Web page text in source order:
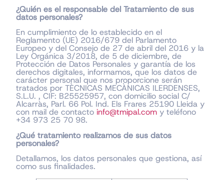
¿Quién es el responsable del Tratamiento de sus
datos personales?
En cumplimiento de lo establecido en el
Reglamento (UE) 2016/679 del Parlamento
Europeo y del Consejo de 27 de abril del 2016 y la
Ley Orgánica 3/2018, de 5 de diciembre, de
Protección de Datos Personales y garantía de los
derechos digitales, informamos, que los datos de
carácter personal que nos proporcione serán
tratados por TÈCNICAS MECÀNICAS ILERDENSES,
S.L.U. , CIF: B25525957, con domicilio social C/
Alcarràs, Parl. 66 Pol. Ind. Els Frares 25190 Lleida y
con mail de contactoinfo@tmipal.com y teléfono
+34 973 25 70 98.
¿Qué tratamiento realizamos de sus datos
personales?
Detallamos, los datos personales que gestiona, así
como sus finalidades.